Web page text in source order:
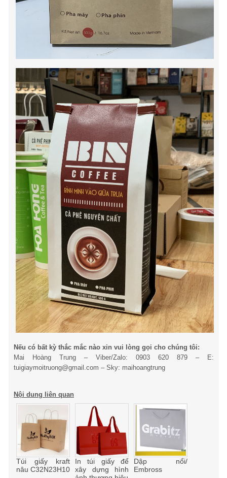
Nếu có bất kỳ thắc mắc nào xin vui lòng gọi cho chúng tôi:
Mai Hoàng Trung – Viber/Zalo: 0903 620 879 – E:
tuigiaymoitruong@gmail.com – Sky: maihoangtrung
Nội dung liên quan
Túi giấy kraft
nâu C32N23H10
In túi giấy để
xây dựng hình
Dập nổi/
Embross